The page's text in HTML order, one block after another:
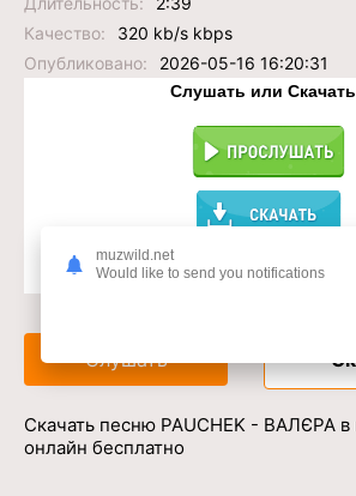
Качество:
320 kb/s kbps
Опубликовано:
2026-05-16 16:20:31
Слушать или
Доступ к музыкальному
Слушать
Скачать песню PAUCHEK - ВАЛЄРА
онлайн бесплатно
muzwild.net
Would like to send you notifications